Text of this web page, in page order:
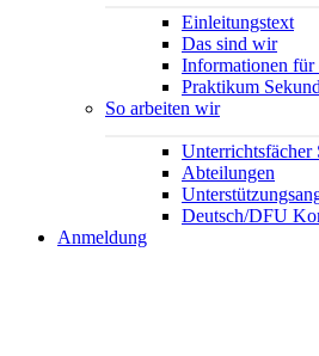
Einleitungstext
Das sind wir
Informationen für
Praktikum
So arbeiten wir
Unterrichtsfächer
Abteilungen
Deutsch/DFU
Anmeldung